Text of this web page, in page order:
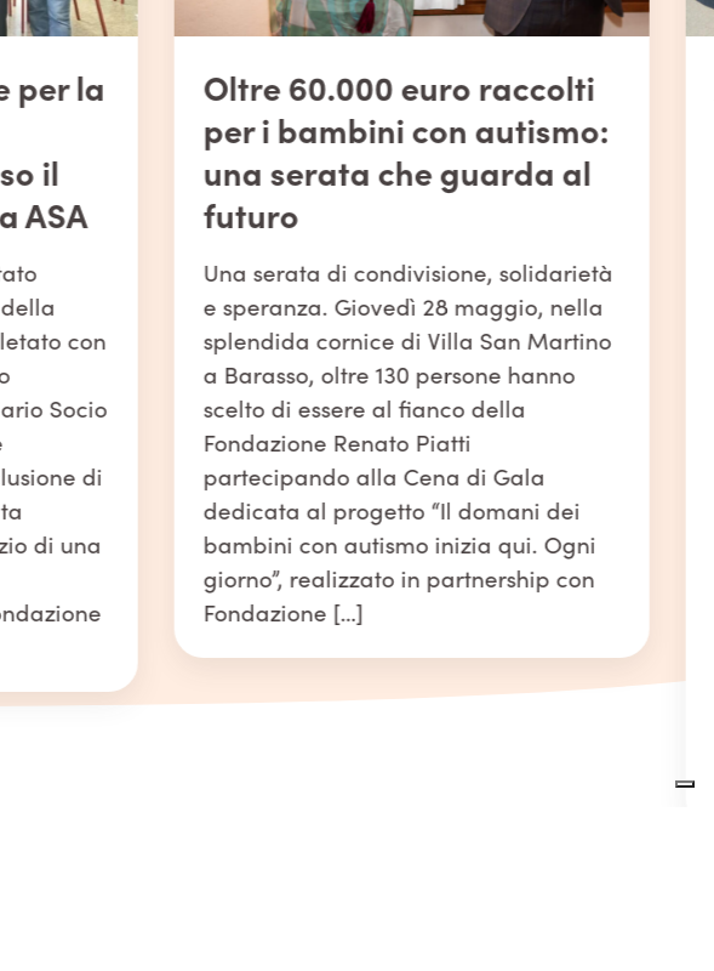
per la
il
ASA
con
Socio
di
di una
Oltre 60.000 euro raccolti
per i bambini con autismo:
una serata che guarda al
futuro
Una serata di condivisione, solidarietà
e speranza. Giovedì 28 maggio, nella
splendida cornice di Villa San Martino
a Barasso, oltre 130 persone hanno
scelto di essere al fianco della
Fondazione Renato Piatti
partecipando alla Cena di Gala
dedicata al progetto “Il domani dei
bambini con autismo inizia qui. Ogni
giorno”, realizzato in partnership con
Fondazione […]